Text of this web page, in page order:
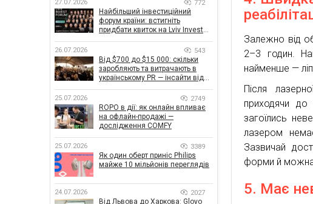
Залежно від
2–3 годин.
найменше —
Після
приходячи до
загоїлись
лазером
Зазвичай
форми й можна
5. Має
27.07.2026 772
Найбільший інвестиційний
форум країни: встигніть
придбати квиток на Lviv Invest
26.07.2026 543
Від $700 до $15 000: скільки
заробляють та витрачають в
українському PR — інсайти від
25.07.2026 2749
ROPO в дії: як онлайн впливає
на офлайн-продажі —
дослідження COMFY
25.07.2026 3389
Як один оберт приніс Philips
майже 10 мільйонів переглядів
24.07.2026 2027
Від Львова до Харкова: Glovo